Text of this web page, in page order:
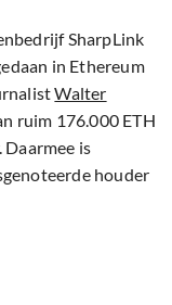
SharpLink
in Ethereum
Walter
ruim 176.000 ETH
is
houder